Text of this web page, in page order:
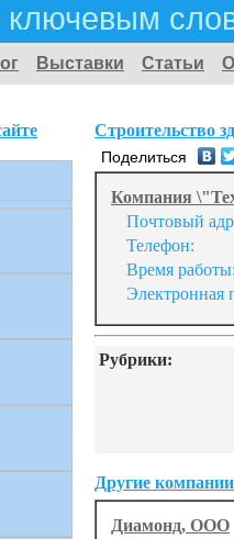
ключевым
Выставки Статьи
Строительство
Поделиться
Компания
Почтовый
Телефон:
Время работы:
Электронная
Рубрики:
Другие
Диамонд, ООО